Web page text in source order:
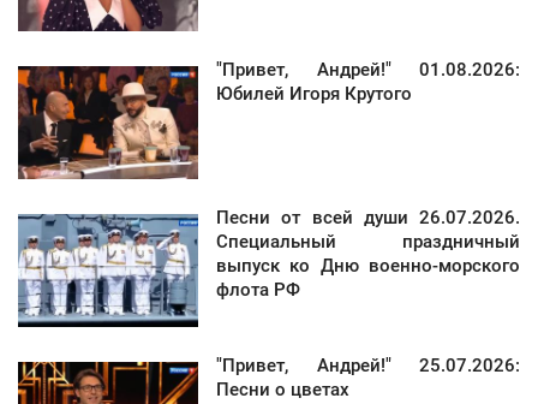
"Привет, Андрей!" 01.08.2026:
Юбилей Игоря Крутого
Песни от всей души 26.07.2026.
Специальный праздничный
выпуск ко Дню военно-морского
флота РФ
"Привет, Андрей!" 25.07.2026:
Песни о цветах